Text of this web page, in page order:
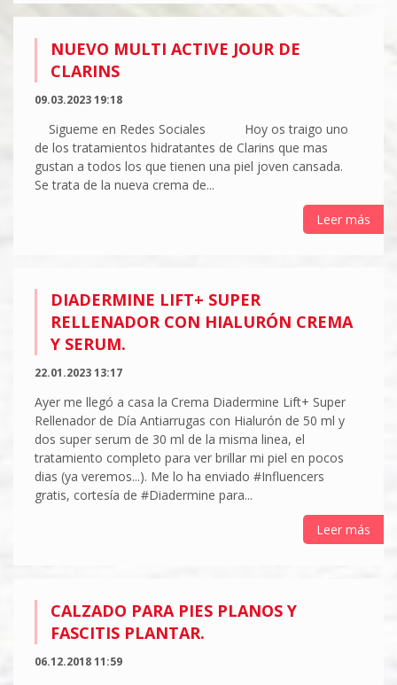
NUEVO MULTI ACTIVE JOUR DE
CLARINS
09.03.2023 19:18
Sigueme en Redes Sociales Hoy os traigo uno
de los tratamientos hidratantes de Clarins que mas
gustan a todos los que tienen una piel joven cansada.
Se trata de la nueva crema de...
Leer más
DIADERMINE LIFT+ SUPER
RELLENADOR CON HIALURÓN CREMA
Y SERUM.
22.01.2023 13:17
Ayer me llegó a casa la Crema Diadermine Lift+ Super
Rellenador de Día Antiarrugas con Hialurón de 50 ml y
dos super serum de 30 ml de la misma linea, el
tratamiento completo para ver brillar mi piel en pocos
dias (ya veremos...). Me lo ha enviado #Influencers
gratis, cortesía de #Diadermine para...
Leer más
CALZADO PARA PIES PLANOS Y
FASCITIS PLANTAR.
06.12.2018 11:59